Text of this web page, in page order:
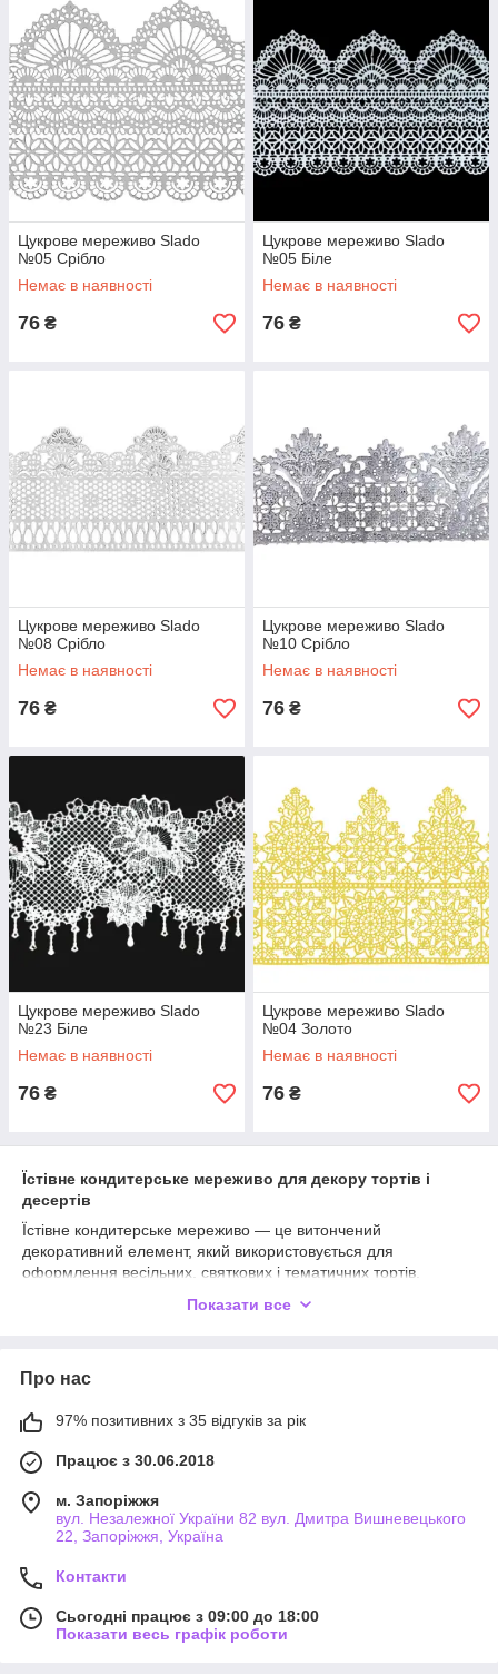
Цукрове мереживо Slado
№05 Срібло
Немає в наявності
76 ₴
Цукрове мереживо Slado
№05 Біле
Немає в наявності
76 ₴
Цукрове мереживо Slado
№08 Срібло
Немає в наявності
76 ₴
Цукрове мереживо Slado
№10 Срібло
Немає в наявності
76 ₴
Цукрове мереживо Slado
№23 Біле
Немає в наявності
76 ₴
Цукрове мереживо Slado
№04 Золото
Немає в наявності
76 ₴
Їстівне кондитерське мереживо для декору тортів і
десертів
Їстівне кондитерське мереживо — це витончений
декоративний елемент, який використовується для
оформлення весільних, святкових і тематичних тортів,
ажурному візерунку воно надає десертам елегантного
У цій категорії ви можете купити солодке кондитерське
асортименті представлені готові їстівні мереживні прикраси
для декорування сучасних десертів, які легко
використовувати як у професійній кондитерській справі, так і
в домашній випічці.
Кондитерське мереживо широко застосовується для
оформлення весільних тортів, святкових десертів, капкейків,
еклерів, мусових тортів, пряників і подарункових композицій.
Воно чудово поєднується з мастикою, шоколадом, кремами,
дзеркальною глазур'ю, харчовою поталлю, кандурином,
цукровими квітами, перлинами та іншими декоративними
Показати все
Про нас
97% позитивних з 35 відгуків за рік
Працює з 30.06.2018
м. Запоріжжя
вул. Незалежної України 82 вул. Дмитра Вишневецького
22, Запоріжжя, Україна
Контакти
Сьогодні працює з 09:00 до 18:00
Показати весь графік роботи